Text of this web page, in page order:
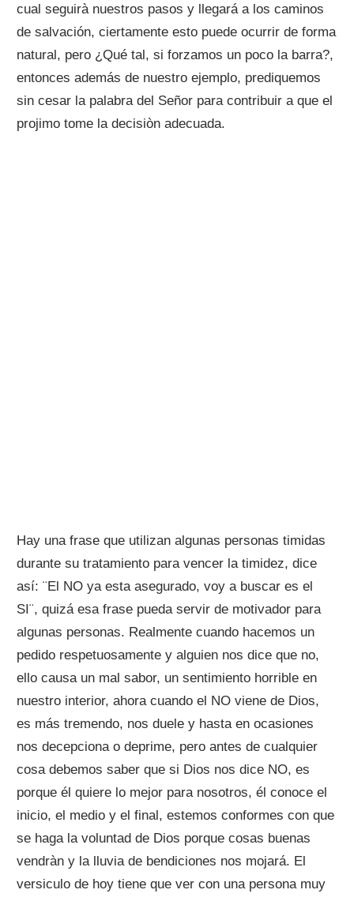
cual seguirà nuestros pasos y llegará a los caminos
de salvación, ciertamente esto puede ocurrir de forma
natural, pero ¿Qué tal, si forzamos un poco la barra?,
entonces además de nuestro ejemplo, prediquemos
sin cesar la palabra del Señor para contribuir a que el
projimo tome la decisiòn adecuada.
Hay una frase que utilizan algunas personas timidas
durante su tratamiento para vencer la timidez, dice
así: ¨El NO ya esta asegurado, voy a buscar es el
SI¨, quizá esa frase pueda servir de motivador para
algunas personas. Realmente cuando hacemos un
pedido respetuosamente y alguien nos dice que no,
ello causa un mal sabor, un sentimiento horrible en
nuestro interior, ahora cuando el NO viene de Dios,
es más tremendo, nos duele y hasta en ocasiones
nos decepciona o deprime, pero antes de cualquier
cosa debemos saber que si Dios nos dice NO, es
porque él quiere lo mejor para nosotros, él conoce el
inicio, el medio y el final, estemos conformes con que
se haga la voluntad de Dios porque cosas buenas
vendràn y la lluvia de bendiciones nos mojará. El
versiculo de hoy tiene que ver con una persona muy